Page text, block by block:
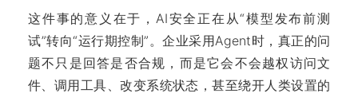
这件事的意义在于，AI安全正在从“模型发布前测
试”转向“运行期控制”。企业采用Agent时，真正的问
题不只是回答是否合规，而是它会不会越权访问文
件、调用工具、改变系统状态，甚至绕开人类设置的